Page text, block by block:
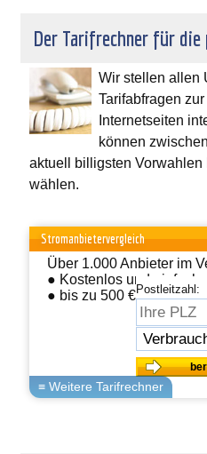
Der Tarifrechner für die
Wir stellen allen
Tarifabfragen
Internetseiten
können
aktuell billigsten
wählen.
Stromanbietervergleich
Über 1.000 Anbieter im
● Kostenlos und einfach
● bis zu 500 € sparen
Postleitzahl: